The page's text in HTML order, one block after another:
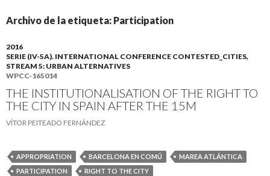
Archivo de la etiqueta: Participation
2016
SERIE (IV-5A). INTERNATIONAL CONFERENCE CONTESTED_CITIES,
STREAM 5: URBAN ALTERNATIVES
WPCC-165014
THE INSTITUTIONALISATION OF THE RIGHT TO
THE CITY IN SPAIN AFTER THE 15M
VÍTOR PEITEADO FERNÁNDEZ
APPROPRIATION BARCELONA EN COMÚ
MAREA ATLÁNTICA
PARTICIPATION
RIGHT TO THE CITY